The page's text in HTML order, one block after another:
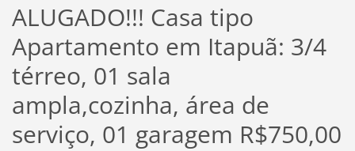
ALUGADO!!! Casa tipo
Apartamento em Itapuã: 3/4
térreo, 01 sala
ampla,cozinha, área de
serviço, 01 garagem R$750,00